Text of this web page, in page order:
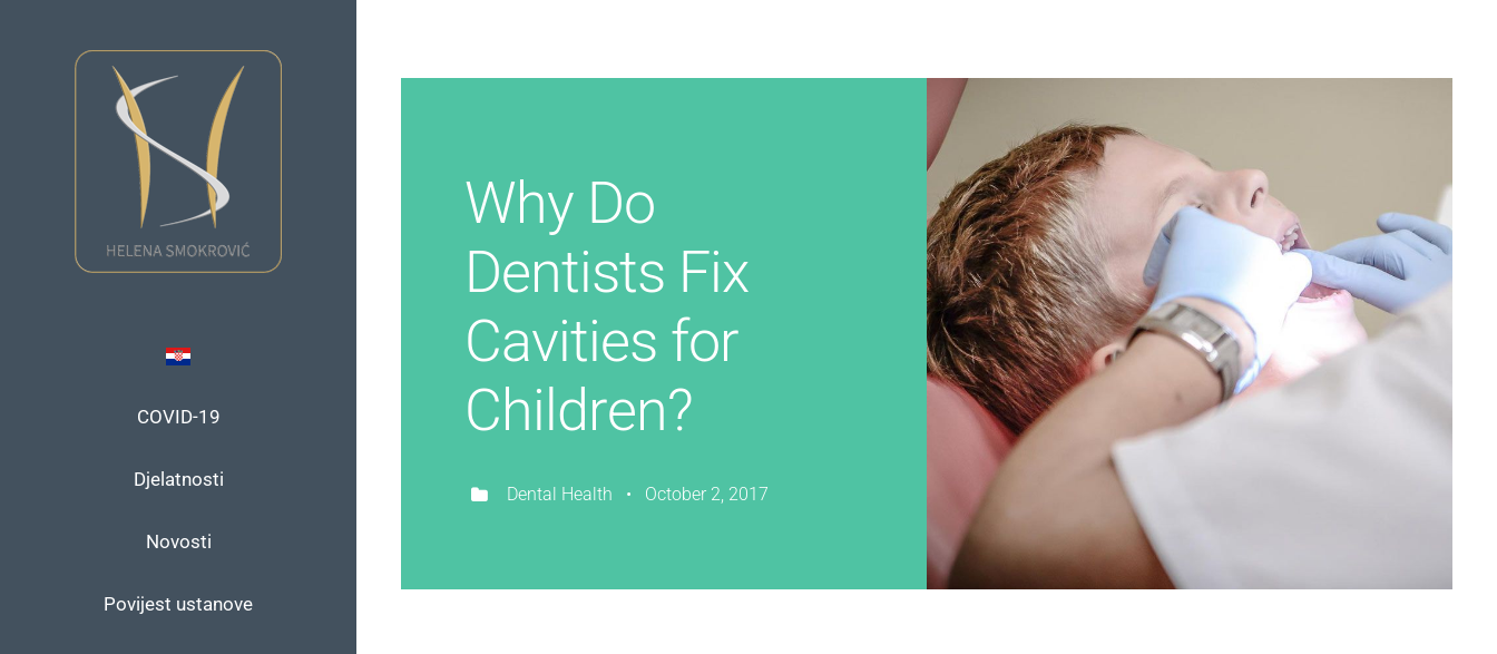
COVID-19
Djelatnosti
Novosti
Povijest ustanove
Why Do
Dentists Fix
Cavities for
Children?
Dental Health • October 2, 2017